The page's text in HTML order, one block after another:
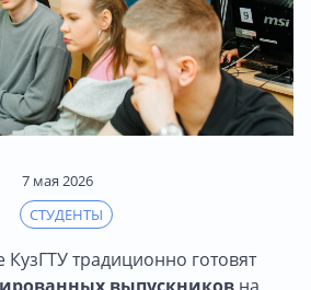
7 мая 2026
СТУДЕНТЫ
КузГТУ традиционно готовят